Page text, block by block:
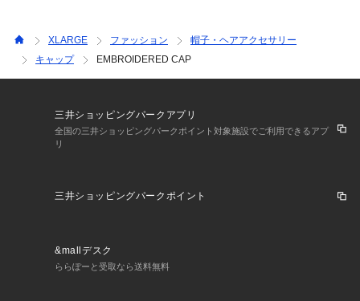
・画像の商品はサンプルとなります。実際の商品と色味、仕
様、加工、サイズ、素材等が若干異なる場合がございます。
・予約商品など一部商品につきましては、生産の都合上、お届
商品コード 101262051003
(店舗でお問い合わせの際には、上記品番をお伝え下さい。)
ONE SIZE/57/60
XLARGE ファッション
帽子・ヘアアクセサリー
キャップ
EMBROIDERED CAP
三井ショッピングパークアプリ
全国の三井ショッピングパークポイント対象施設でご利用できるアプ
リ
三井ショッピングパークポイント
&mallデスク
ららぽーと受取なら送料無料